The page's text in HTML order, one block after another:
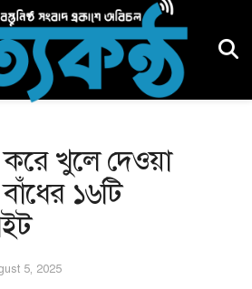
করে খুলে দেওয়া
১৬টি
5, 2025